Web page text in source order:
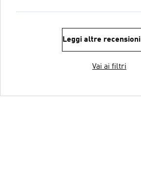
Leggi altre recensioni
Vai ai filtri